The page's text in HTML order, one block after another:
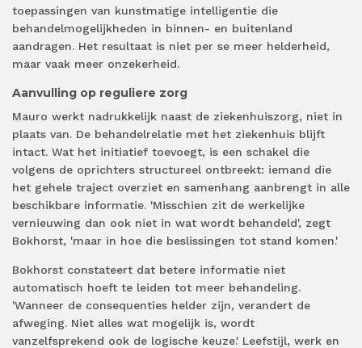
toepassingen van kunstmatige intelligentie die
behandelmogelijkheden in binnen- en buitenland
aandragen. Het resultaat is niet per se meer helderheid,
maar vaak meer onzekerheid.
Aanvulling op reguliere zorg
Mauro werkt nadrukkelijk naast de ziekenhuiszorg, niet in
plaats van. De behandelrelatie met het ziekenhuis blijft
intact. Wat het initiatief toevoegt, is een schakel die
volgens de oprichters structureel ontbreekt: iemand die
het gehele traject overziet en samenhang aanbrengt in alle
beschikbare informatie. 'Misschien zit de werkelijke
vernieuwing dan ook niet in wat wordt behandeld', zegt
Bokhorst, 'maar in hoe die beslissingen tot stand komen.'
Bokhorst constateert dat betere informatie niet
automatisch hoeft te leiden tot meer behandeling.
'Wanneer de consequenties helder zijn, verandert de
afweging. Niet alles wat mogelijk is, wordt
vanzelfsprekend ook de logische keuze.' Leefstijl, werk en